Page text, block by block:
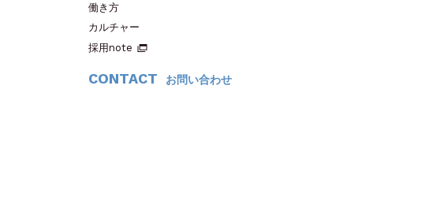
働き方
カルチャー
採用note
CONTACT お問い合わせ